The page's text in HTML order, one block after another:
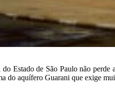
do Estado de São Paulo não
do aquífero Guarani que exige